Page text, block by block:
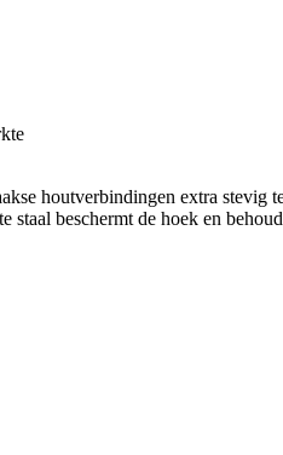
houtverbindingen extra
staal beschermt de hoek en